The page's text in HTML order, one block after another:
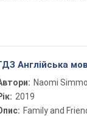
Англійська
Naomi
2019
Family and